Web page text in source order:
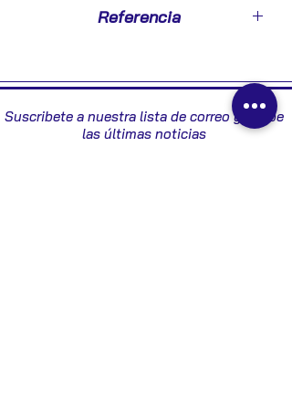
Referencia
Suscribete a nuestra lista de correo y recibe
las últimas noticias